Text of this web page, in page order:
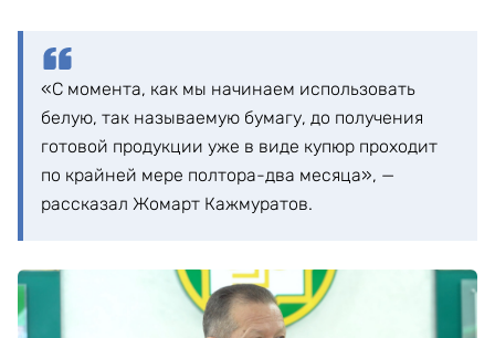
«С момента, как мы начинаем использовать
белую, так называемую бумагу, до получения
готовой продукции уже в виде купюр проходит
по крайней мере полтора-два месяца», —
рассказал Жомарт Кажмуратов.